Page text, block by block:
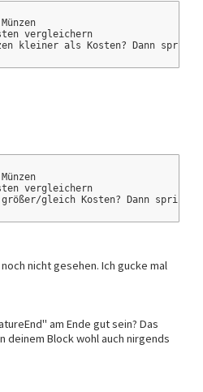
vergleichern
kleiner als Kosten? Dann
vergleichern
größer/gleich Kosten? Dann springe.
nicht gesehen. Ich gucke mal
am Ende gut sein? Das
deinem Block wohl auch nirgends